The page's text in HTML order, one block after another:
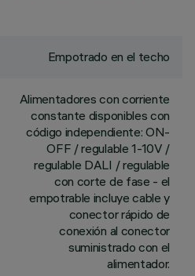
Empotrado en el techo
Alimentadores con corriente
constante disponibles con
código independiente: ON-
OFF / regulable 1-10V /
regulable DALI / regulable
con corte de fase - el
empotrable incluye cable y
conector rápido de
conexión al conector
suministrado con el
alimentador.